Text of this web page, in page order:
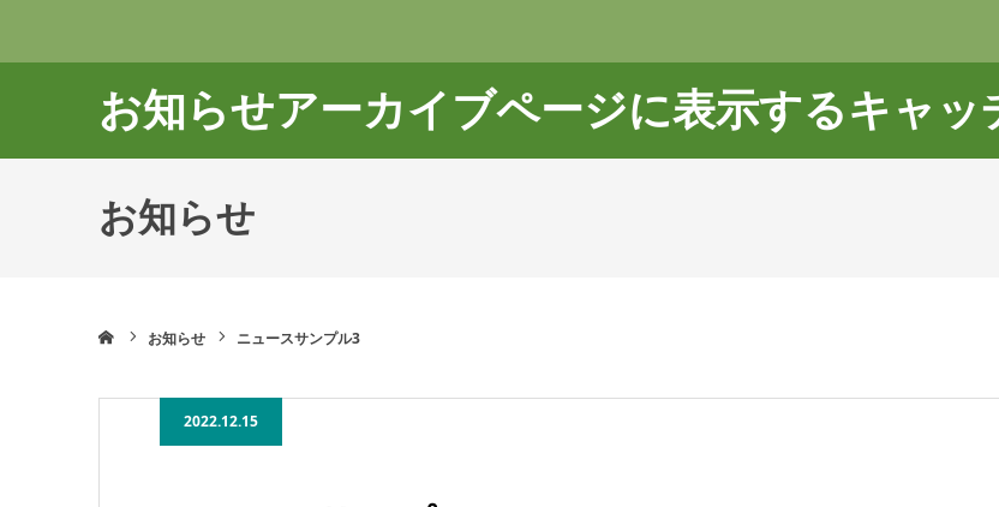
お知らせアーカイブページに表示するキャッ
お知らせ
お知らせ ニュースサンプル3
2022.12.15